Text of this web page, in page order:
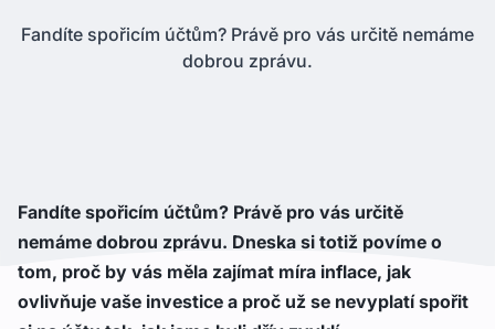
Fandíte spořicím účtům? Právě pro vás určitě nemáme
dobrou zprávu.
Fandíte spořicím účtům? Právě pro vás určitě
nemáme dobrou zprávu. Dneska si totiž povíme o
tom, proč by vás měla zajímat míra inflace, jak
ovlivňuje vaše investice a proč už se nevyplatí spořit